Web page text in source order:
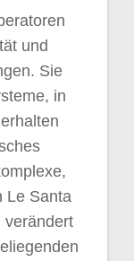
und
Sie
in
Le Santa
verändert